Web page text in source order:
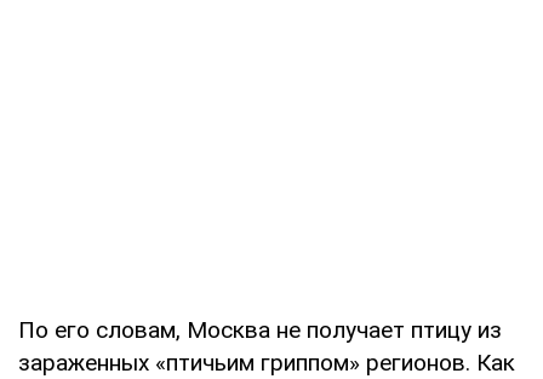
По его словам, Москва не получает птицу из
зараженных «птичьим гриппом» регионов. Как